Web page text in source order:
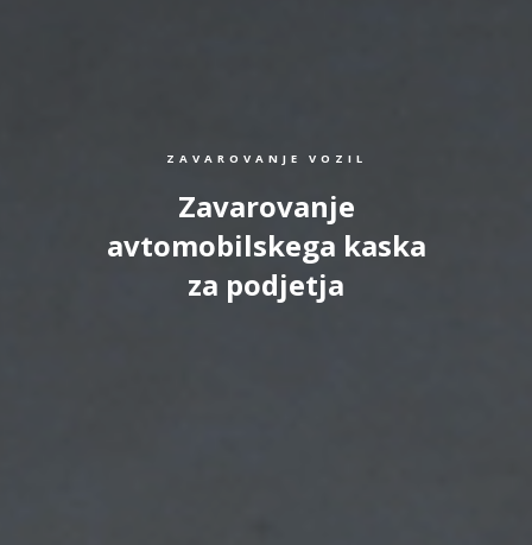
ZAVAROVANJE VOZIL
Zavarovanje
avtomobilskega kaska
za podjetja